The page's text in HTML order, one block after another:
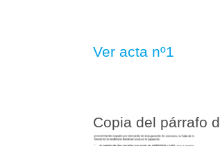
Ver acta nº1
Copia del párrafo